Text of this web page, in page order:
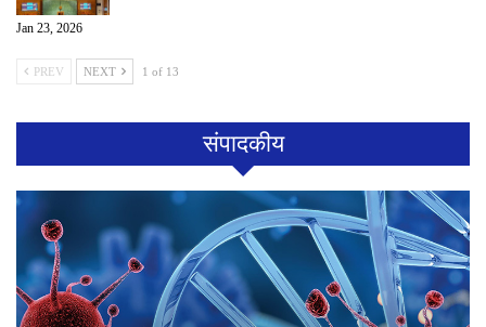
Jan 23, 2026
PREV NEXT 1 of 13
संपादकीय